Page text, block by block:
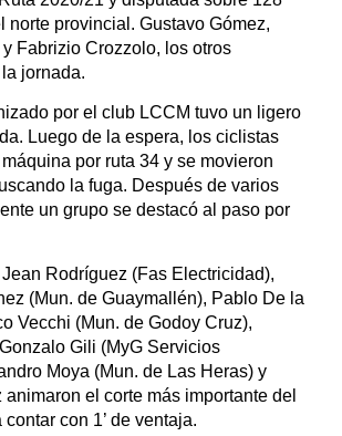
norte provincial. Gustavo Gómez,
Fabrizio Crozzolo, los otros
jornada.
por el club LCCM tuvo un ligero
Luego de la espera, los ciclistas
por ruta 34 y se movieron
la fuga. Después de varios
un grupo se destacó al paso por
Rodríguez (Fas Electricidad),
(Mun. de Guaymallén), Pablo De la
Vecchi (Mun. de Godoy Cruz),
Gili (MyG Servicios
Moya (Mun. de Las Heras) y
el corte más importante del
con 1’ de ventaja.